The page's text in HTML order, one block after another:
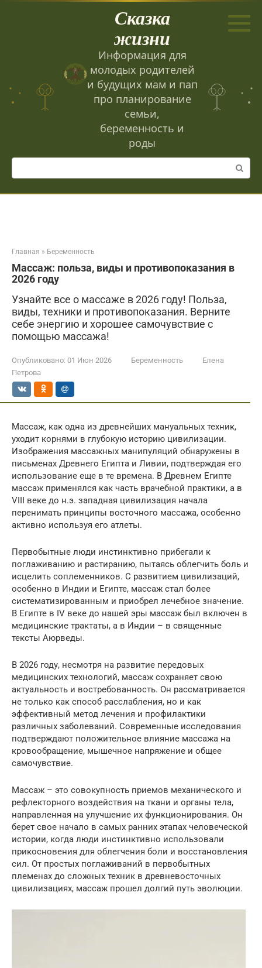
Сказка
жизни
Информация для
молодых родителей
и будущих мам и пап
про планирование
семьи,
беременность и
роды
Поиск:
Главная » Беременность
Массаж: польза, виды и противопоказания в
2026 году
Узнайте все о массаже в 2026 году! Польза,
виды, техники и противопоказания. Верните
себе энергию и хорошее самочувствие с
помощью массажа!
Опубликовано: 01 Июн 2026 Беременность
Елена
Петрова
Массаж, как одна из древнейших мануальных техник,
уходит корнями в глубокую историю цивилизации.
Изображения массажных манипуляций обнаружены в
письменах Древнего Египта и Ливии, подтверждая его
использование еще в те времена. В Древнем Египте
массаж применялся как часть врачебной практики, а в
VIII веке до н.э. западная цивилизация начала
перенимать принципы восточного массажа, особенно
активно используя его атлеты.
Первобытные люди инстинктивно прибегали к
поглаживанию и растиранию, пытаясь облегчить боль и
исцелить соплеменников. С развитием цивилизаций,
особенно в Индии и Египте, массаж стал более
систематизированным и приобрел лечебное значение.
В Египте в IV веке до нашей эры массаж был включен в
медицинские трактаты, а в Индии – в священные
тексты Аюрведы.
В 2026 году, несмотря на развитие передовых
медицинских технологий, массаж сохраняет свою
актуальность и востребованность. Он рассматривается
не только как способ расслабления, но и как
эффективный метод лечения и профилактики
различных заболеваний. Современные исследования
подтверждают положительное влияние массажа на
кровообращение, мышечное напряжение и общее
самочувствие.
Массаж – это совокупность приемов механического и
рефлекторного воздействия на ткани и органы тела,
направленная на улучшение их функционирования. Он
берет свое начало в самых ранних этапах человеческой
истории, когда люди инстинктивно использовали
прикосновения для облегчения боли и восстановления
сил. От простых поглаживаний в первобытных
племенах до сложных техник в древневосточных
цивилизациях, массаж прошел долгий путь эволюции.